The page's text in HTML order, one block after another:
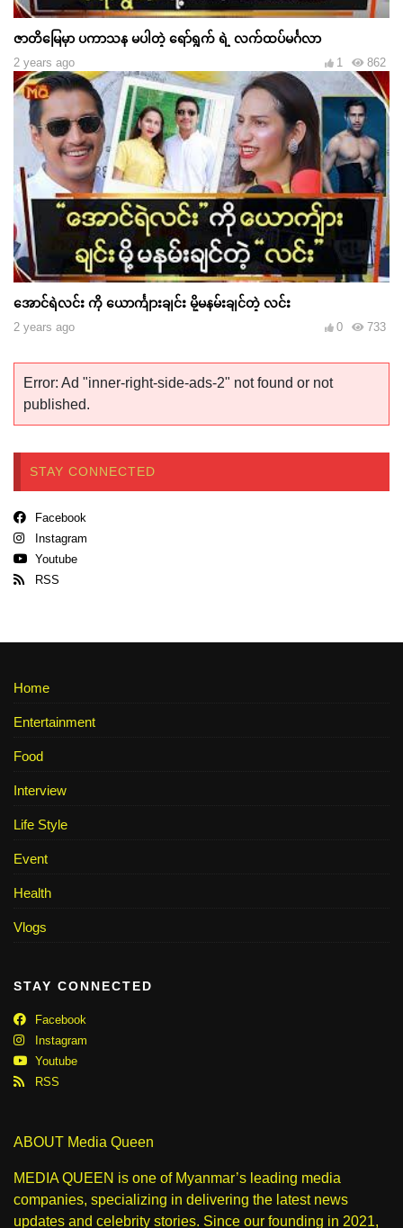
ဇာတိမြေမှာ ပကာသန မပါတဲ့ ရော်ရွက် ရဲ့ လက်ထပ်မင်္ဂလာ
2 years ago 862
1
အောင်ရဲလင်း ကို ယောင်္ကျားချင်း မို့မနမ်းချင်တဲ့ လင်း
2 years ago 733
0
Error: Ad "inner-right-side-ads-2" not found or not
published.
STAY CONNECTED
Facebook
Instagram
Youtube
RSS
Home
Entertainment
Food
Interview
Life Style
Event
Health
Vlogs
STAY CONNECTED
Facebook
Instagram
Youtube
RSS
ABOUT Media Queen
MEDIA QUEEN is one of Myanmar’s leading media
companies, specializing in delivering the latest news
updates and celebrity stories. Since our founding in 2021,